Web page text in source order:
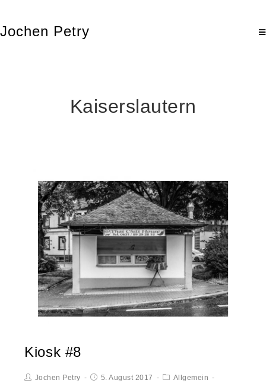
Jochen Petry
Kaiserslautern
Kiosk #8
Jochen Petry 5. August 2017
Allgemein